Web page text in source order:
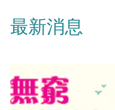
最新消息